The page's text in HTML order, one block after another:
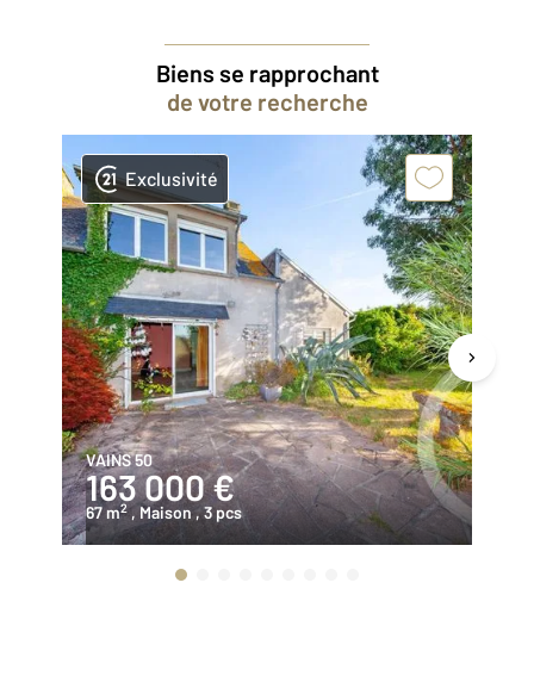
Biens se rapprochant
de votre recherche
Exclusivité
VAINS 50
163 000 €
67 m2 , Maison , 3 pcs